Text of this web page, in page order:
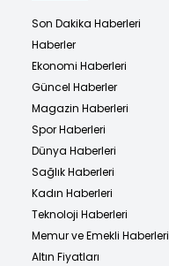
Son Dakika Haberleri
Haberler
Ekonomi Haberleri
Güncel Haberler
Magazin Haberleri
Spor Haberleri
Dünya Haberleri
Sağlık Haberleri
Kadın Haberleri
Teknoloji Haberleri
Memur ve Emekli Haberleri
Altın Fiyatları